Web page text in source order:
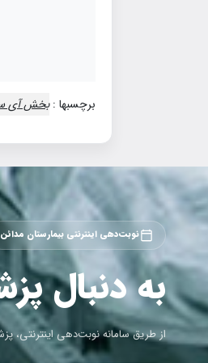
برچسبها : بخش آي
نوبت‌دهی اینترنتی بیمارستان مدائن
به دنبال
از طریق سامانه نوبت‌دهی اینترنتی،